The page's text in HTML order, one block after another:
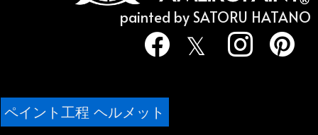
painted by SATORU HATANO
ペイント工程 ヘルメット